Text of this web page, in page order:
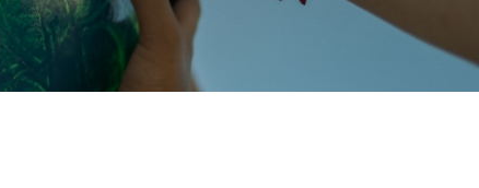
もっと見る
デジタルデータを簡単に記
、保存、共有できるように
ポートしています。
力を発揮します！